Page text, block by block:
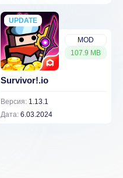
MOD
107.9 MB
UPDATE
NEW
Survivor!.io
Версия: 1.13.1
Дата: 6.03.2024